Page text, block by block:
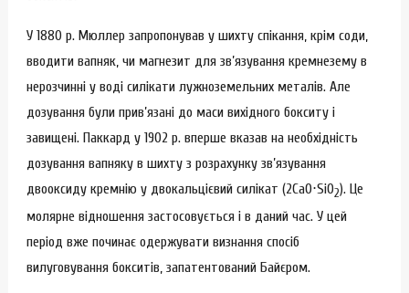
У 1880 р. Мюллер запропонував у шихту спікання, крім соди,
вводити вапняк, чи магнезит для зв’язування кремнезему в
нерозчинні у воді силікати лужноземельних металів. Але
дозування були прив’язані до маси вихідного бокситу і
завищені. Паккард у 1902 р. вперше вказав на необхідність
дозування вапняку в шихту з розрахунку зв’язування
двооксиду кремнію у двокальцієвий силікат (2СаО⋅SiО2). Це
молярне відношення застосовується і в даний час. У цей
період вже починає одержувати визнання спосіб
вилуговування бокситів, запатентований Байєром.